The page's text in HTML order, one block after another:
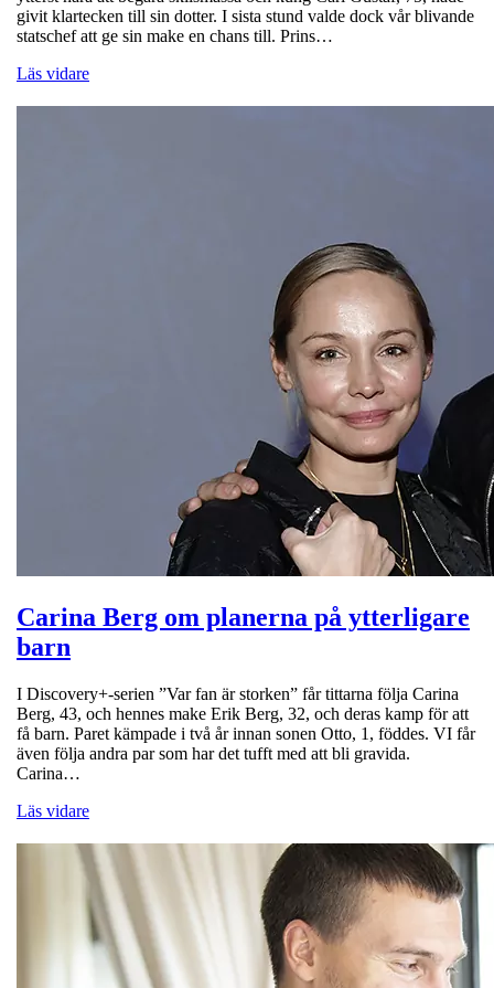
givit klartecken till sin dotter. I sista stund valde dock vår blivande
statschef att ge sin make en chans till. Prins…
Läs vidare
Carina Berg om planerna på ytterligare
barn
I Discovery+-serien ”Var fan är storken” får tittarna följa Carina
Berg, 43, och hennes make Erik Berg, 32, och deras kamp för att
få barn. Paret kämpade i två år innan sonen Otto, 1, föddes. VI får
även följa andra par som har det tufft med att bli gravida.
Carina…
Läs vidare